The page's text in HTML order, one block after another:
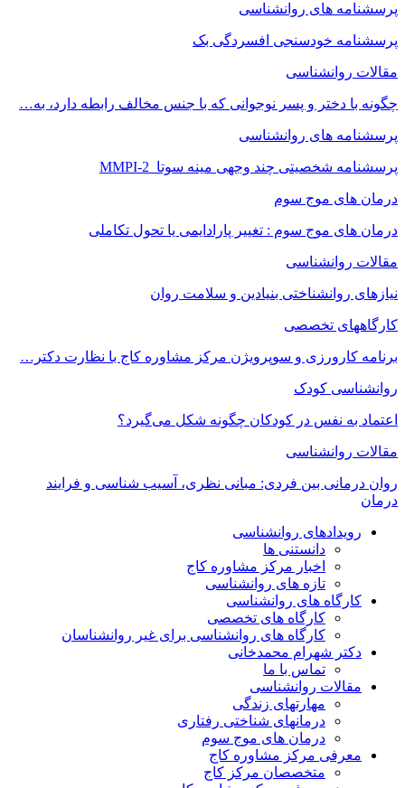
پرسشنامه های روانشناسی
پرسشنامه خودسنجی افسردگی بک
مقالات روانشناسی
چگونه با دختر و پسر نوجوانی که با جنس مخالف رابطه دارد، به…
پرسشنامه های روانشناسی
پرسشنامه شخصیتی چند وجهی مینه سوتا MMPI-2
درمان های موج سوم
درمان های موج سوم : تغییر پارادایمی یا تحول تکاملی
مقالات روانشناسی
نیازهای روانشناختی بنیادین و سلامت روان
کارگاههای تخصصی
برنامه کارورزی و سوپرویژن مرکز مشاوره کاج با نظارت دکتر…
روانشناسی کودک
اعتماد به‌ نفس در کودکان چگونه شکل می‌گیرد؟
مقالات روانشناسی
روان درمانی بین فردی: مبانی نظری، آسیب شناسی و فرایند
درمان
رویدادهای روانشناسی
دانستنی ها
اخبار مرکز مشاوره کاج
تازه های روانشناسی
کارگاه های روانشناسی
کارگاه های تخصصی
کارگاه های روانشناسی برای غیر روانشناسان
دکتر شهرام محمدخانی
تماس با ما
مقالات روانشناسی
مهارتهای زندگی
درمانهای شناختی رفتاری
درمان های موج سوم
معرفی مرکز مشاوره کاج
متخصصان مرکز کاج